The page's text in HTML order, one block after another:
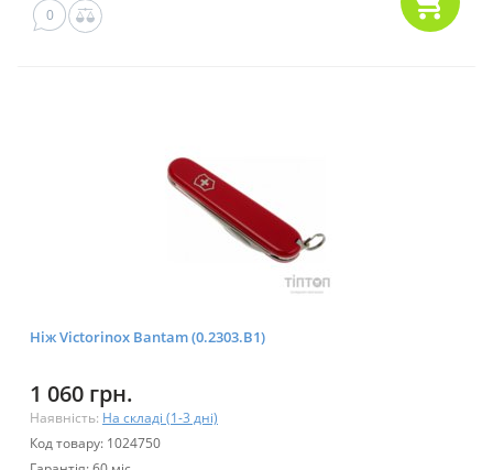
0
Ніж Victorinox Bantam (0.2303.B1)
1 060 грн.
Наявність: На складі (1-3 дні)
Код товару: 1024750